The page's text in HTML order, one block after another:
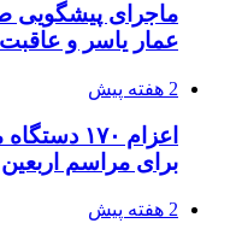
ماجرای پیشگویی
عمار یاسر و عاقبت
2 هفته پیش
اعزام
برای مراسم اربعین
2 هفته پیش